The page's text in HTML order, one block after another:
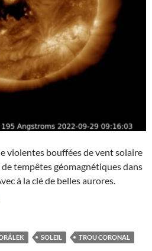
violentes bouffées de vent solaire
tempêtes géomagnétiques dans
à la clé de belles aurores.
: deux trous coronaux
SOLEIL TROU CORONAL